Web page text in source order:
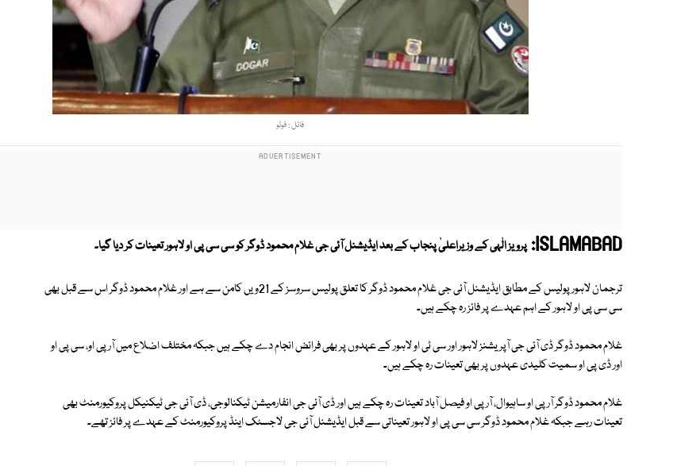
فائل : فوٹو
ISLAMABAD: پرویز الٰہی کے وزیراعلیٰ پنجاب کے بعد ایڈیشنل آئی جی غلام محمود ڈوگر کو سی سی پی او لاہور تعینات کر دیا گیا۔
ترجمان لاہور پولیس کے مطابق ایڈیشنل آئی جی غلام محمود ڈوگر کا تعلق پولیس سروسز کے 21ویں کامن سے ہے اور غلام محمود ڈوگر اس سے قبل بھی
سی سی پی او لاہور کے اہم عہدے پر فائز رہ چکے ہیں۔
غلام محمود ڈوگر ڈی آئی جی آپریشنز لاہور اور سی ٹی او لاہور کے عہدوں پر بھی فرائض انجام دے چکے ہیں جبکہ مختلف اضلاع میں آر پی او، سی پی او
اور ڈی پی او سمیت کلیدی عہدوں پر بھی تعینات رہ چکے ہیں۔
غلام محمود ڈوگر آر پی او ساہیوال، آر پی او فیصل آباد تعینات رہ چکے ہیں اور ڈی آئی جی انفارمیشن ٹیکنالوجی، ڈی آئی جی ٹیکنیکل پروکیورمنٹ بھی
تعینات رہے جبکہ غلام محمود ڈوگر سی سی پی او لاہور تعیناتی سے قبل ایڈیشنل آئی جی لاجسٹک اینڈ پروکیورمنٹ کے عہدے پر فائز تھے۔